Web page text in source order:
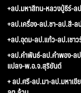
+ลป.มหาสีทน-หลวงปู่ธีร์-ล
+ลป.เครื่อง-ลป.ชา-ลป.สี-ล
+ลป.อุดม-ลป.แก้ว-ลป.เชา
+ลป.คำพันธ์-ลป.คำพอง-ล
แปลง-พ.อ.จ.สุริยันต์
+ ลป.ศรี-ลป.มา-ลป.มหาเขี